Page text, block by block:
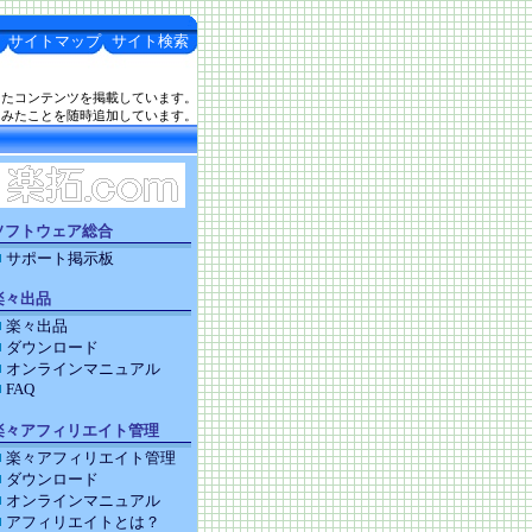
サイトマップ サイト検索
コンテンツを掲載しています。
たことを随時追加しています。
フトウェア総合
サポート掲示板
々出品
楽々出品
ダウンロード
オンラインマニュアル
FAQ
々アフィリエイト管理
楽々アフィリエイト管理
ダウンロード
オンラインマニュアル
アフィリエイトとは？